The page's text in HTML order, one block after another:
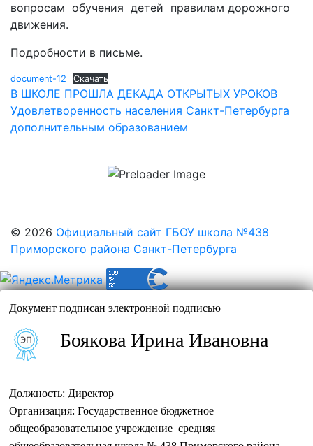
вопросам обучения детей правилам дорожного
движения.
Подробности в письме.
document-12 Скачать
Навигация
по
В ШКОЛЕ ПРОШЛА ДЕКАДА ОТКРЫТЫХ УРОКОВ
Удовлетворенность населения Санкт-Петербурга
дополнительным образованием
© 2026 Официальный сайт ГБОУ школа №438
Приморского района Санкт-Петербурга
Документ подписан электронной подписью
Боякова Ирина Ивановна
Должность: Директор
Организация: Государственное бюджетное
общеобразовательное учреждение средняя